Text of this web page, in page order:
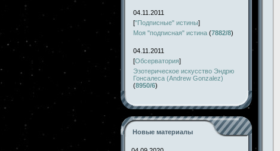
04.11.2011
["Подписные" истины]
Моя "подписная" истина (7882/8)
04.11.2011
[Обсерватория]
Эзотерическое искусство Эндрю
Гонсалеса (Andrew Gonzalez)
(8950/6)
Новые материалы